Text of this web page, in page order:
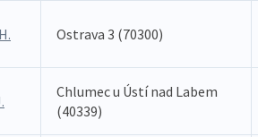
Ostrava 3 (70300)
Chlumec u Ústí nad Labem
(40339)